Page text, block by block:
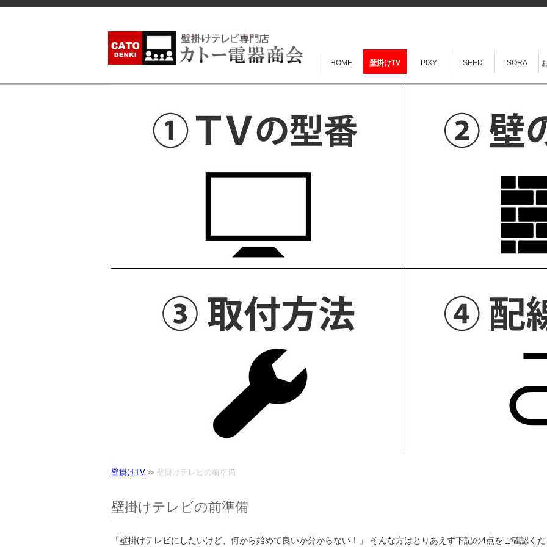
HOME 壁掛けTV PIXY SEED SORA
壁掛けTV 壁掛けテレビの前準備
壁掛けテレビの前準備
「壁掛けテレビにしたいけど、何から始めて良いか分からない！」 そんな方はとりあえず下記の4点をご確認く